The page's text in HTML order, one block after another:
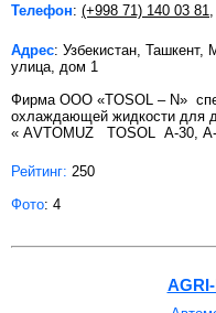
Телефон: (+998 71) 140 03 81
Адрес: Узбекистан, Ташкент,
улица, дом 1
Фирма ООО «TOSOL – N»
охлаждающей жидкости для
« АVTOMUZ ТOSOL А-30,
Рейтинг: 250
Фото: 4